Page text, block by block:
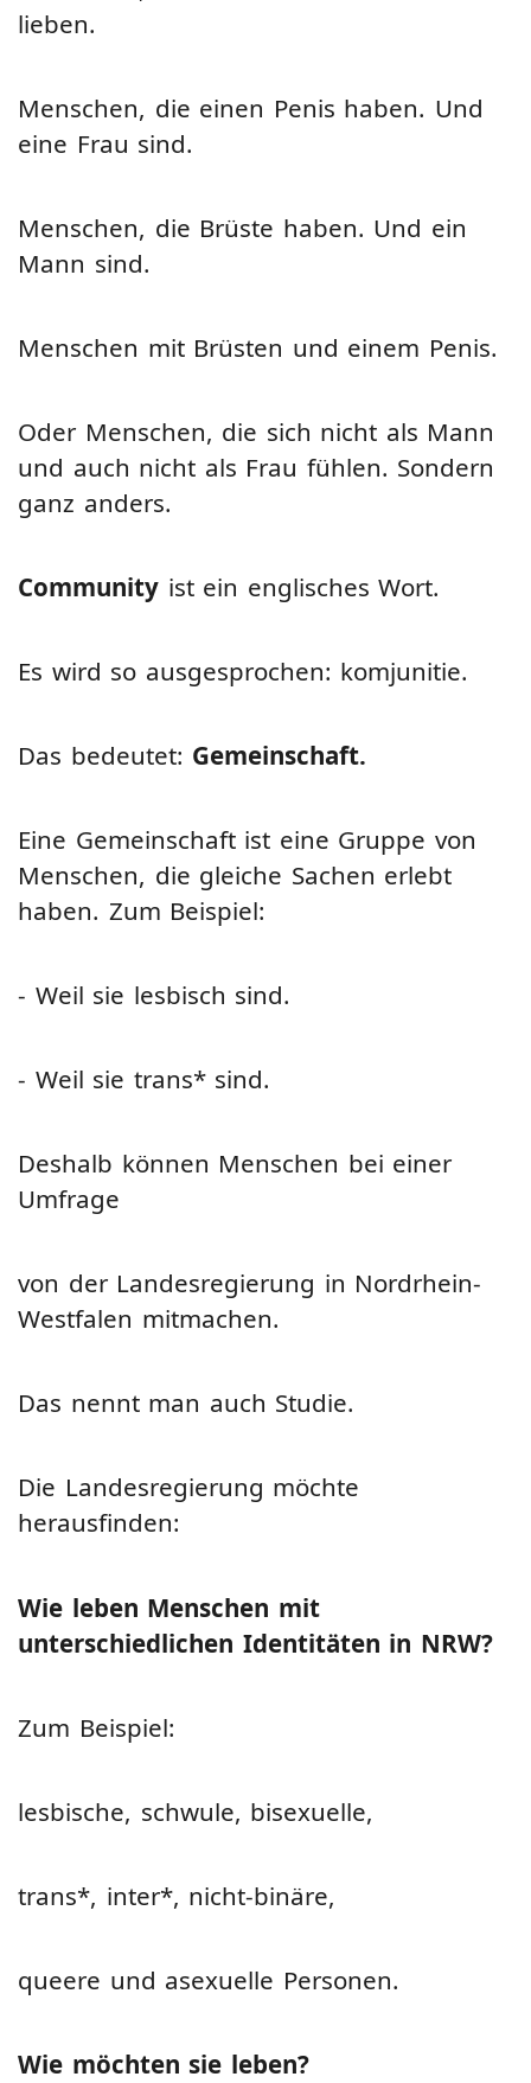
lieben.
Menschen, die einen Penis haben. Und
eine Frau sind.
Menschen, die Brüste haben. Und ein
Mann sind.
Menschen mit Brüsten und einem Penis.
Oder Menschen, die sich nicht als Mann
und auch nicht als Frau fühlen. Sondern
ganz anders.
Community ist ein englisches Wort.
Es wird so ausgesprochen: komjunitie.
Das bedeutet: Gemeinschaft.
Eine Gemeinschaft ist eine Gruppe von
Menschen, die gleiche Sachen erlebt
haben. Zum Beispiel:
- Weil sie lesbisch sind.
- Weil sie trans* sind.
Deshalb können Menschen bei einer
Umfrage
von der Landesregierung in Nordrhein-
Westfalen mitmachen.
Das nennt man auch Studie.
Die Landesregierung möchte
herausfinden:
Wie leben Menschen mit
unterschiedlichen Identitäten in NRW?
Zum Beispiel:
lesbische, schwule, bisexuelle,
trans*, inter*, nicht-binäre,
queere und asexuelle Personen.
Wie möchten sie leben?